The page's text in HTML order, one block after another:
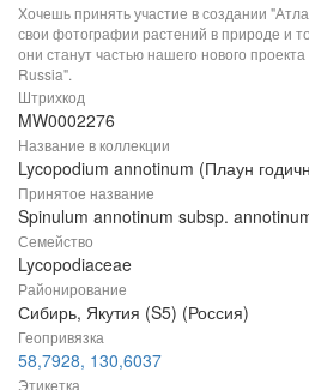
Хочешь принять участие в создании
свои фотографии растений в природе и
они станут частью нашего нового
Russia".
Штрихкод
MW0002276
Название в коллекции
Lycopodium annotinum (Плаун
Принятое название
Spinulum annotinum subsp.
Семейство
Lycopodiaceae
Районирование
Сибирь, Якутия (S5) (Россия)
Геопривязка
58,7928, 130,6037
Этикетка